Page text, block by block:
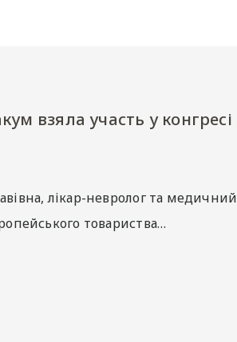
взяла участь у конгресі
лікар-невролог та медичний
товариства…